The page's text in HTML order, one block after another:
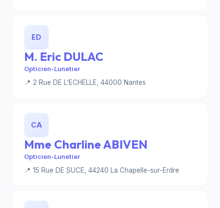
ED
M. Eric DULAC
Opticien-Lunetier
📍 2 Rue DE L'ECHELLE, 44000 Nantes
CA
Mme Charline ABIVEN
Opticien-Lunetier
📍 15 Rue DE SUCE, 44240 La Chapelle-sur-Erdre